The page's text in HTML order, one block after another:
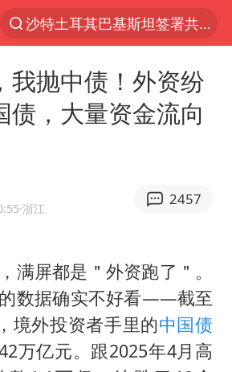
沙特土耳其巴基斯坦签署共同防务协议
泉州市委书记张毅恭被查
四川宜宾市高县4.9级地震致1人死亡
中国女篮70-67险胜尼日利亚女篮
U17国足点球大战淘汰河床晋级决赛
国防部：坚决反制任何闹海挑衅图谋
我抛中债！外资纷
债，大量资金流向
·浙江
2457
满屏都是＂外资跑了＂。
数据确实不好看——截至
境外投资者手里的中国债
万亿元。跟2025年4月高